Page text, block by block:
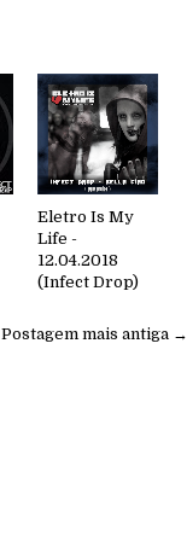
Eletro Is My
Life -
12.04.2018
(Infect Drop)
Postagem mais antiga →